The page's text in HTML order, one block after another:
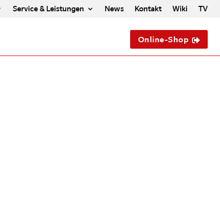
Service & Leistungen News Kontakt Wiki TV
Online-Shop 